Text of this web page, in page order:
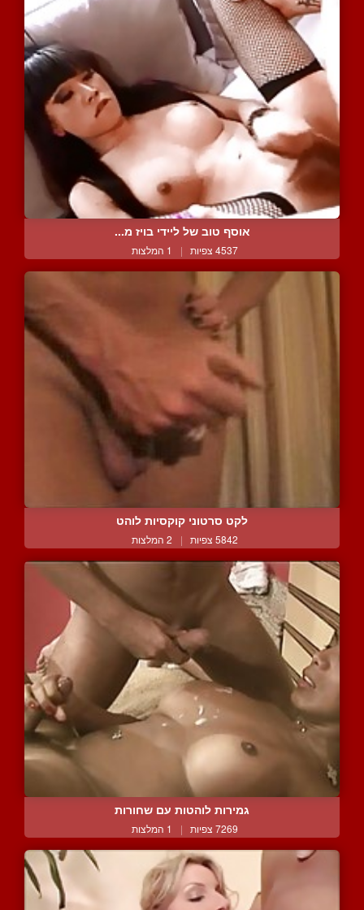
אוסף טוב של ליידי בויז מ...
4537 צפיות | 1 המלצות
לקט סרטוני קוקסיות לוהט
5842 צפיות | 2 המלצות
גמירות לוהטות עם שחורות
7269 צפיות | 1 המלצות